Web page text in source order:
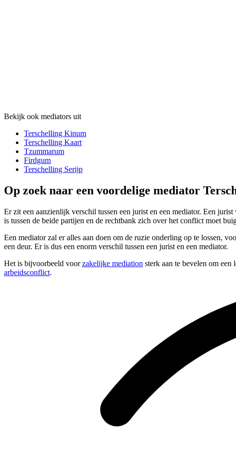
Bekijk ook mediators uit
Terschelling Kinum
Terschelling Kaart
Tzummarum
Firdgum
Terschelling Serijp
Op zoek naar een voordelige mediator
Er zit een aanzienlijk verschil tussen een jurist en een mediator. Een
is tussen de beide partijen en de rechtbank zich over het conflict moet
Een mediator zal er alles aan doen om de ruzie onderling op te lossen,
een deur. Er is dus een enorm verschil tussen een jurist en een mediator.
Het is bijvoorbeeld voorzakelijke mediation sterk aan te bevelen om
arbeidsconflict.